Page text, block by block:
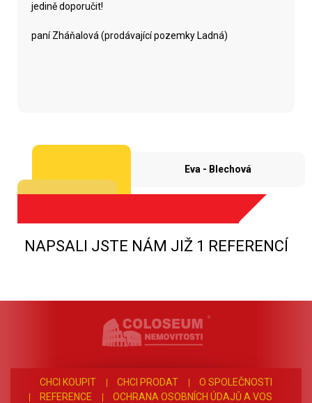
jedině doporučit!
paní Zháňalová (prodávající pozemky Ladná)
Eva - Blechová
NAPSALI JSTE NÁM JIŽ 1 REFERENCÍ
CHCI KOUPIT CHCI PRODAT
O SPOLEČNOSTI
REFERENCE
OCHRANA OSOBNÍCH ÚDAJŮ A VOS